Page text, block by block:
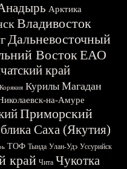
Арктика
Владивосток
Дальневосточный
ВостокЕАО
край
Корякия Курилы Магадан
на-Амуре
Приморский
Саха (Якутия)
ТОФ Тында Улан-Удэ Уссурийск
край Чита Чукотка